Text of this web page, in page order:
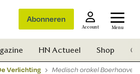
Abonneren
Account Menu
HN Actueel Shop
Verlichting Medisch orakel Boerhaave